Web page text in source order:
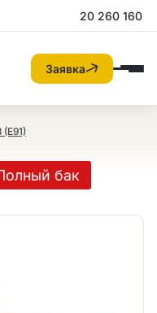
20 260 160
Заявка
(E91)
бак